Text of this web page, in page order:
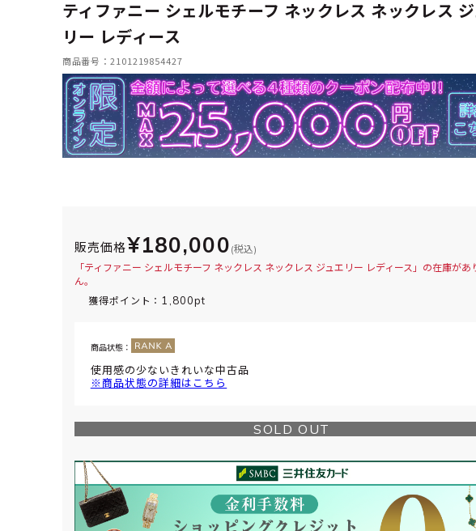
ティファニー シェルモチーフ ネックレス ネックレス
リー レディース
商品番号：2101219854427
販売価格¥180,000 (税込)
「ティファニー シェルモチーフ ネックレス ネックレス ジュエリー レディース」の在庫があ
ん。
獲得ポイント： 1,800pt
商品状態：
使用感の少ないきれいな中古品
※商品状態の詳細はこちら
SOLD OUT